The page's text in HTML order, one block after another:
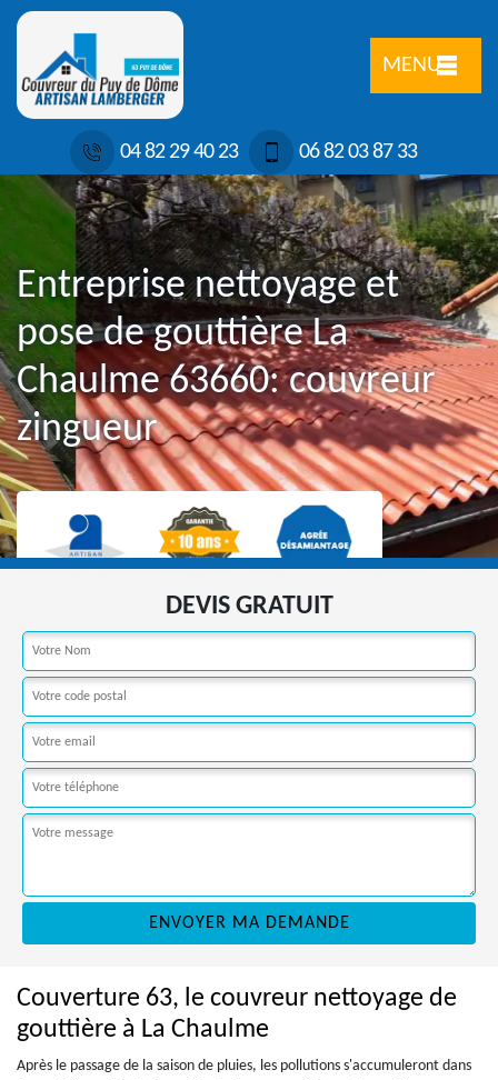
MENU
04 82 29 40 23 06 82 03 87 33
Entreprise nettoyage et
pose de gouttière La
Chaulme 63660: couvreur
zingueur
DEVIS GRATUIT
Couverture 63, le couvreur nettoyage de
gouttière à La Chaulme
Après le passage de la saison de pluies, les pollutions s'accumuleront dans